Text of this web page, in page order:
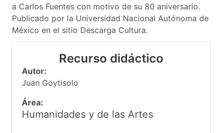
a Carlos Fuentes con motivo de su 80 aniversario.
Publicado por la Universidad Nacional Autónoma de
México en el sitio Descarga Cultura.
Recurso didáctico
Autor:
Juan Goytisolo
Área:
Humanidades y de las Artes